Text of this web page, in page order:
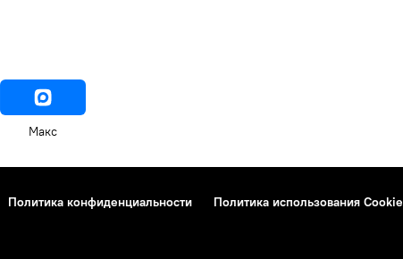
Макс
Политика конфиденциальности Политика использования Cookie